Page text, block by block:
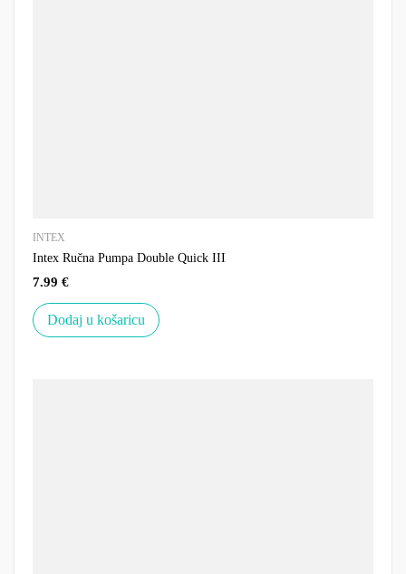
INTEX
Intex Ručna Pumpa Double Quick III
7.99 €
Dodaj u košaricu